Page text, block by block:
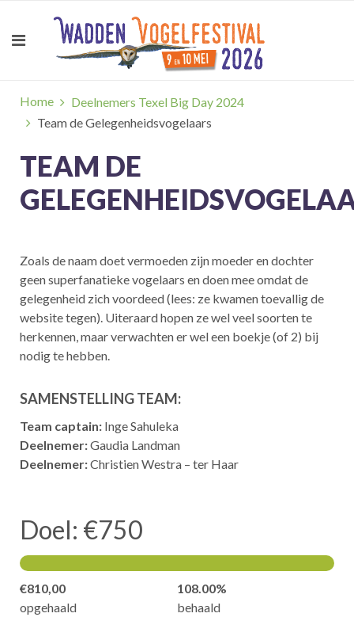
Home
Deelnemers Texel Big Day 2024
Team de Gelegenheidsvogelaars
TEAM DE
Zoals de naam doet vermoeden zijn moeder en dochter
geen superfanatieke vogelaars en doen mee omdat de
gelegenheid zich voordeed (lees: ze kwamen toevallig de
website tegen). Uiteraard hopen ze wel veel soorten te
herkennen, maar verwachten er wel een boekje (of 2) bij
nodig te hebben.
SAMENSTELLING TEAM:
Team captain: Inge Sahuleka
Deelnemer:Gaudia Landman
Deelnemer:Christien Westra – ter Haar
Doel: €750
€810,00
opgehaald
108.00%
behaald